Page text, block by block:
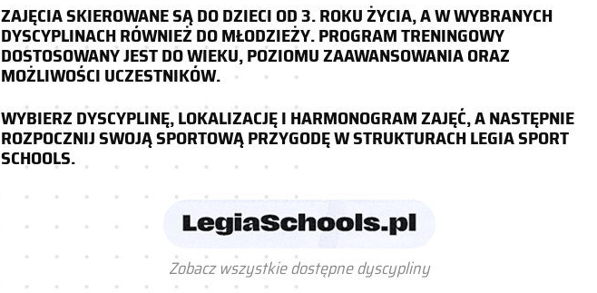
ZAJĘCIA SKIEROWANE SĄ DO DZIECI OD 3. ROKU ŻYCIA, A W WYBRANYCH
DYSCYPLINACH RÓWNIEŻ DO MŁODZIEŻY. PROGRAM TRENINGOWY
DOSTOSOWANY JEST DO WIEKU, POZIOMU ZAAWANSOWANIA ORAZ
MOŻLIWOŚCI UCZESTNIKÓW.
WYBIERZ DYSCYPLINĘ, LOKALIZACJĘ I HARMONOGRAM ZAJĘĆ, A NASTĘPNIE
ROZPOCZNIJ SWOJĄ SPORTOWĄ PRZYGODĘ W STRUKTURACH LEGIA SPORT
SCHOOLS.
Zobacz wszystkie dostępne dyscypliny